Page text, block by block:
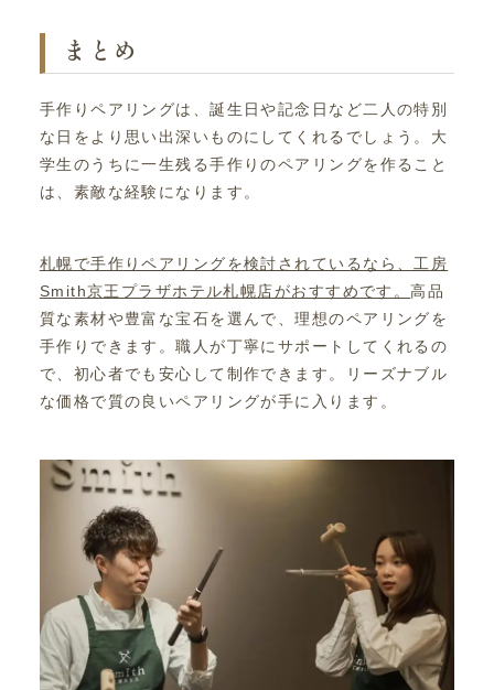
まとめ
手作りペアリングは、誕生日や記念日など二人の特別
な日をより思い出深いものにしてくれるでしょう。大
学生のうちに一生残る手作りのペアリングを作ること
は、素敵な経験になります。
札幌で手作りペアリングを検討されているなら、工房
Smith京王プラザホテル札幌店がおすすめです。高品
質な素材や豊富な宝石を選んで、理想のペアリングを
手作りできます。職人が丁寧にサポートしてくれるの
で、初心者でも安心して制作できます。リーズナブル
な価格で質の良いペアリングが手に入ります。